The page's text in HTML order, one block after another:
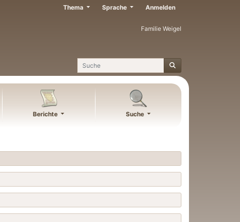
Familie Weigel
Suche
Thema Sprache Anmelden
Berichte Suche